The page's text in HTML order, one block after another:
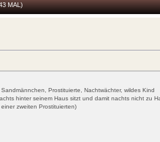
MAL)
Prostituierte, Nachtwächter, wildes Kind
hinter seinem Haus sitzt und damit nachts nicht zu
zweiten Prostituierten)